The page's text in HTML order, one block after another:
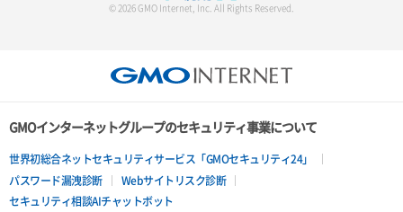
© 2026 GMO Internet, Inc. All Rights Reserved.
GMOインターネットグループのセキュリティ事業について
世界初総合ネットセキュリティサービス「GMOセキュリティ24」
パスワード漏洩診断
Webサイトリスク診断
セキュリティ相談AIチャットボット